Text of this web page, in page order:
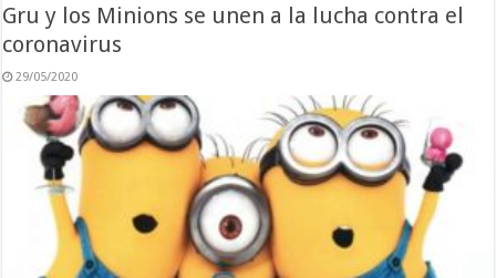
Gru y los Minions se unen a la lucha contra el
coronavirus
29/05/2020